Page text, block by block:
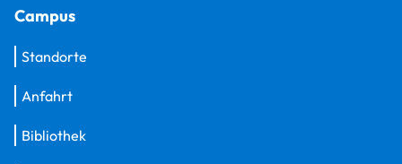
Campus
Standorte
Anfahrt
Bibliothek